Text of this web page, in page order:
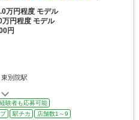
万円程度 モデル
万円程度 モデル
円
別院駅
験者も応募可能
駅チカ
店舗数1～9